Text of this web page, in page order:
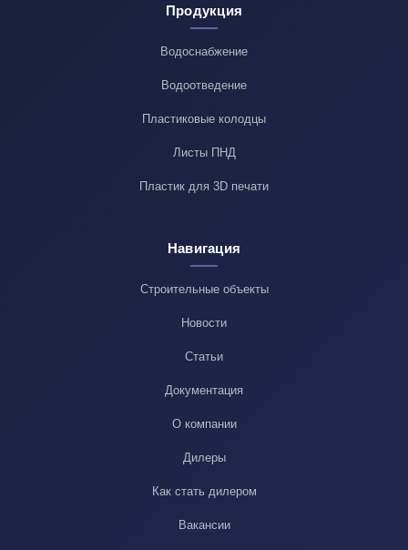
Продукция
Водоснабжение
Водоотведение
Пластиковые колодцы
Листы ПНД
Пластик для 3D печати
Навигация
Строительные объекты
Новости
Статьи
Документация
О компании
Дилеры
Как стать дилером
Вакансии